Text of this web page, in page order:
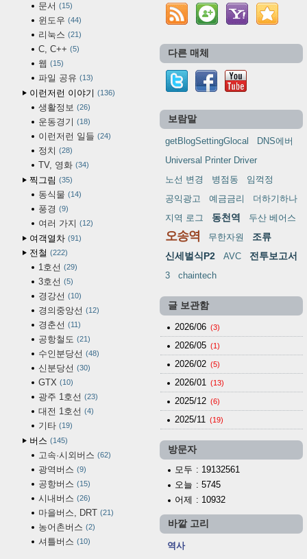
문서 15
윈도우 44
리눅스 21
C, C++ 5
웹 15
파일 공유 13
이런저런 이야기 136
생활정보 26
운동경기 18
이런저런 일들 24
정치 28
TV, 영화 34
찍그림 35
동식물 14
풍경 9
여러 가지 12
여객열차 91
전철 222
1호선 29
3호선 5
경강선 10
경의중앙선 12
경춘선 11
공항철도 21
수인분당선 48
신분당선 30
GTX 10
광주 1호선 23
대전 1호선 4
기타 19
버스 145
고속·시외버스 62
광역버스 9
공항버스 15
시내버스 26
마을버스, DRT 21
농어촌버스 2
셔틀버스 10
다른 매체
보람말
getBlogSettingGlocal
DNS에버
Universal Printer Driver
노선 변경
병점동
임꺽정
공익광고
예금금리
더하기하나
지역 로그
동천역 두산 베어스
오송역 무한자원
조류
신세벌식P2
AVC 전투보고서
3 chaintech
글 보관함
2026/06 (3)
2026/05 (1)
2026/02 (5)
2026/01 (13)
2025/12 (6)
2025/11 (19)
방문자
모두 : 19132561
오늘 : 5745
어제 : 10932
바깥 고리
역사